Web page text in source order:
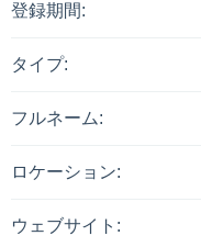
登録期間:
タイプ:
フルネーム:
ロケーション:
ウェブサイト: